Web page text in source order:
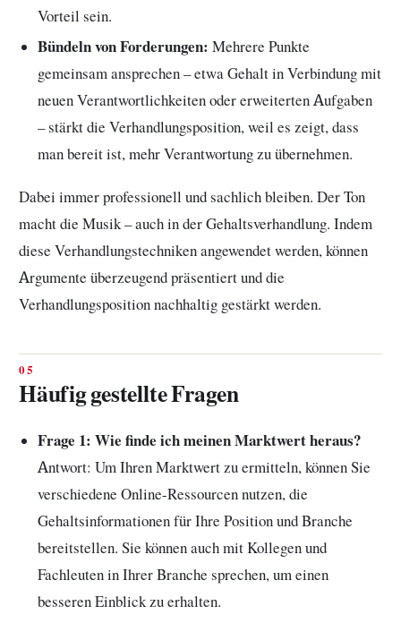
Vorteil sein.
Bündeln von Forderungen: Mehrere Punkte
gemeinsam ansprechen – etwa Gehalt in Verbindung mit
neuen Verantwortlichkeiten oder erweiterten Aufgaben
– stärkt die Verhandlungsposition, weil es zeigt, dass
man bereit ist, mehr Verantwortung zu übernehmen.
Dabei immer professionell und sachlich bleiben. Der Ton
macht die Musik – auch in der Gehaltsverhandlung. Indem
diese Verhandlungstechniken angewendet werden, können
Argumente überzeugend präsentiert und die
Verhandlungsposition nachhaltig gestärkt werden.
Häufig gestellte Fragen
Frage 1: Wie finde ich meinen Marktwert heraus?
Antwort: Um Ihren Marktwert zu ermitteln, können Sie
verschiedene Online-Ressourcen nutzen, die
Gehaltsinformationen für Ihre Position und Branche
bereitstellen. Sie können auch mit Kollegen und
Fachleuten in Ihrer Branche sprechen, um einen
besseren Einblick zu erhalten.